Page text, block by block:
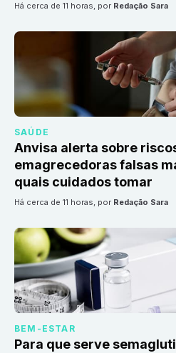
há cerca de 11 horas, por Redação Sara
SAÚDE
Anvisa alerta sobre
emagrecedoras falsas
quais cuidados tomar
há cerca de 11 horas, por Redação Sara
BEM-ESTAR
Para que serve